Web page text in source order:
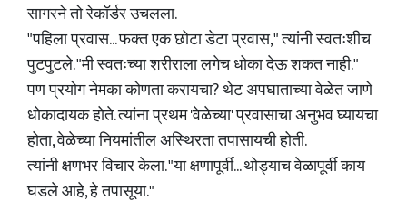
सागरने तो रेकॉर्डर उचलला.
"पहिला प्रवास... फक्त एक छोटा डेटा प्रवास," त्यांनी स्वतःशीच
पुटपुटले. "मी स्वतःच्या शरीराला लगेच धोका देऊ शकत नाही."
पण प्रयोग नेमका कोणता करायचा? थेट अपघाताच्या वेळेत जाणे
धोकादायक होते. त्यांना प्रथम 'वेळेच्या' प्रवासाचा अनुभव घ्यायचा
होता, वेळेच्या नियमांतील अस्थिरता तपासायची होती.
त्यांनी क्षणभर विचार केला. "या क्षणापूर्वी... थोड्याच वेळापूर्वी काय
घडले आहे, हे तपासूया."